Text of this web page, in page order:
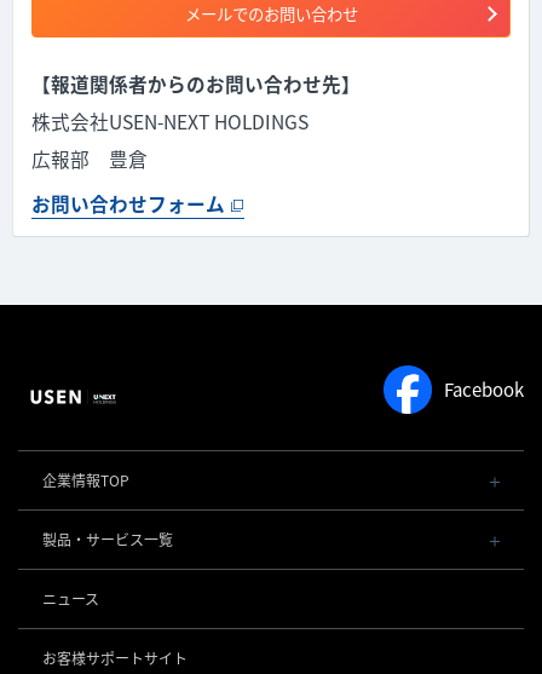
メールでのお問い合わせ
【報道関係者からのお問い合わせ先】
株式会社USEN-NEXT HOLDINGS
広報部 豊倉
お問い合わせフォーム
Facebook
企業情報TOP
会社概要・役員一覧
事業内容
社長メッセージ
製品・サービス一覧
POSレジ 他
USENレジ
USENセルフレジ
お役立ち情報
ニュース
お客様サポートサイト